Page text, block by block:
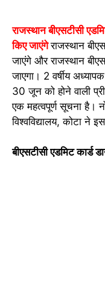
राजस्थान बीएसटीसी
किए जाएंगेराजस्थान
जाएंगे और राजस्थान
जाएगा। 2 वर्षीय
30 जून को होने वाली
एक महत्वपूर्ण सूचना है।
विश्वविद्यालय, कोटा ने
बीएसटीसी एडमिट कार्ड